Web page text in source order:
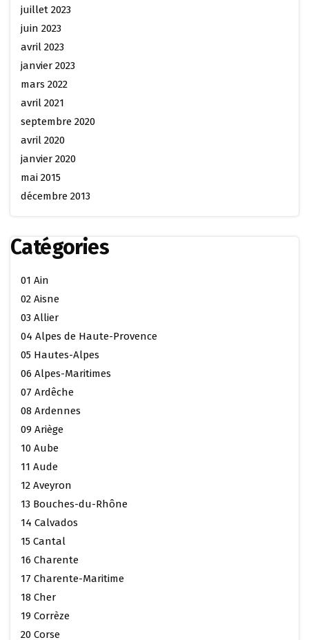
juillet 2023
juin 2023
avril 2023
janvier 2023
mars 2022
avril 2021
septembre 2020
avril 2020
janvier 2020
mai 2015
décembre 2013
Catégories
01 Ain
02 Aisne
03 Allier
04 Alpes de Haute-Provence
05 Hautes-Alpes
06 Alpes-Maritimes
07 Ardêche
08 Ardennes
09 Ariège
10 Aube
11 Aude
12 Aveyron
13 Bouches-du-Rhône
14 Calvados
15 Cantal
16 Charente
17 Charente-Maritime
18 Cher
19 Corrèze
20 Corse